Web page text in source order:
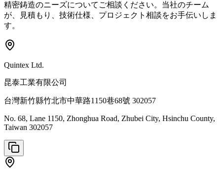
精密鋳造のニーズについてご相談ください。当社のチーム
が、見積もり、技術仕様、プロジェクト相談をお手伝いしま
す。
Quintex Ltd.
昆泰工業有限公司
台灣新竹縣竹北市中華路1150巷68號 302057
No. 68, Lane 1150, Zhonghua Road, Zhubei City, Hsinchu County,
Taiwan 302057